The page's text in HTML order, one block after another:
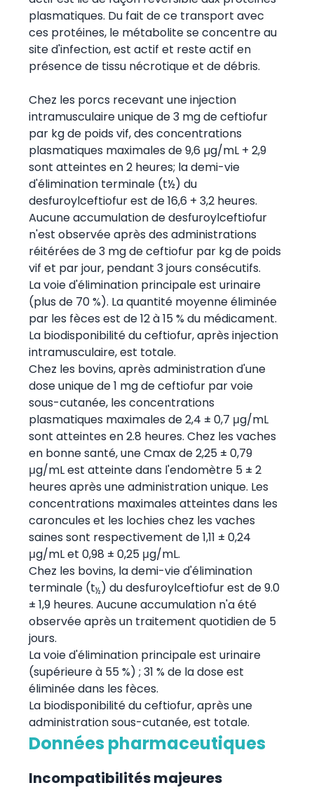
plasmatiques. Du fait de ce transport avec
ces protéines, le métabolite se concentre au
site d'infection, est actif et reste actif en
présence de tissu nécrotique et de débris.
Chez les porcs recevant une injection
intramusculaire unique de 3 mg de ceftiofur
par kg de poids vif, des concentrations
plasmatiques maximales de 9,6 µg/mL + 2,9
sont atteintes en 2 heures; la demi-vie
d'élimination terminale (t½) du
desfuroylceftiofur est de 16,6 + 3,2 heures.
Aucune accumulation de desfuroylceftiofur
n'est observée après des administrations
réitérées de 3 mg de ceftiofur par kg de poids
vif et par jour, pendant 3 jours consécutifs.
La voie d'élimination principale est urinaire
(plus de 70 %). La quantité moyenne éliminée
par les fèces est de 12 à 15 % du médicament.
La biodisponibilité du ceftiofur, après injection
intramusculaire, est totale.
Chez les bovins, après administration d'une
dose unique de 1 mg de ceftiofur par voie
sous-cutanée, les concentrations
plasmatiques maximales de 2,4 ± 0,7 μg/mL
sont atteintes en 2.8 heures. Chez les vaches
en bonne santé, une Cmax de 2,25 ± 0,79
μg/mL est atteinte dans l'endomètre 5 ± 2
heures après une administration unique. Les
concentrations maximales atteintes dans les
caroncules et les lochies chez les vaches
saines sont respectivement de 1,11 ± 0,24
μg/mL et 0,98 ± 0,25 μg/mL.
Chez les bovins, la demi-vie d'élimination
terminale (t½) du desfuroylceftiofur est de 9.0
± 1,9 heures. Aucune accumulation n'a été
observée après un traitement quotidien de 5
jours.
La voie d'élimination principale est urinaire
(supérieure à 55 %) ; 31 % de la dose est
éliminée dans les fèces.
La biodisponibilité du ceftiofur, après une
administration sous-cutanée, est totale.
Données pharmaceutiques
Incompatibilités majeures